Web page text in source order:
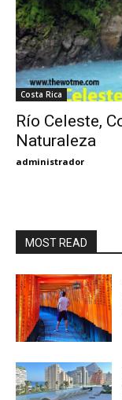
Costa Rica
Río Celeste,
Naturaleza
administrador
MOST READ